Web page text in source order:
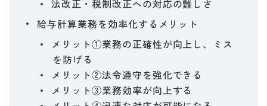
法改正・税制改正への対応の難しさ
給与計算業務を効率化するメリット
メリット①業務の正確性が向上し、ミス
を防げる
メリット②法令遵守を強化できる
メリット③業務効率が向上する